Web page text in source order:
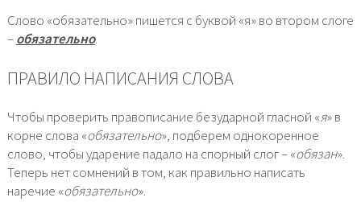
Слово «обязательно» пишется с буквой «я» во втором слоге
–обязательно.
ПРАВИЛО НАПИСАНИЯ СЛОВА
Чтобы проверить правописание безударной гласной «я» в
корне слова «обязательно», подберем однокоренное
слово, чтобы ударение падало на спорный слог – «обязан».
Теперь нет сомнений в том, как правильно написать
наречие «обязательно».